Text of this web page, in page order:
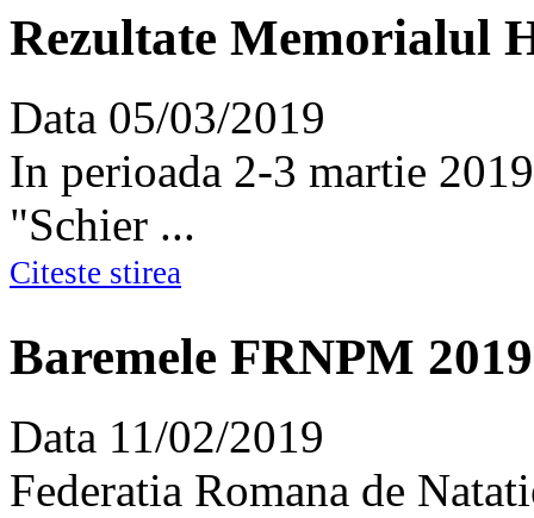
Rezultate Memorialul
Data 05/03/2019
In perioada 2-3 martie
"Schier ...
Citeste stirea
Baremele FRNPM 2019
Data 11/02/2019
Federatia Romana de